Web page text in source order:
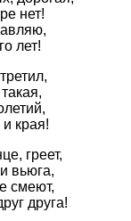
нет!
лет!
края!
греет,
вьюга,
смеют,
друга!